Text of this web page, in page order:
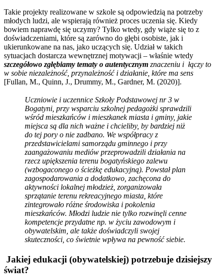
Takie projekty realizowane w szkole są odpowiedzią na potrzeby
młodych ludzi, ale wspierają również proces uczenia się. Kiedy
bowiem naprawdę się uczymy? Tylko wtedy, gdy wiąże się to z
doświadczeniami, które są zarówno do głębi osobiste, jak i
ukierunkowane na nas, jako uczących się. Udział w takich
sytuacjach dostarcza wewnętrznej motywacji – właśnie wtedy
szczegółowo zgłębiamy tematy o autentycznym znaczeniu i łączy to
w sobie niezależność, przynależność i działanie, które ma sens
[Fullan, M., Quinn, J., Drummy, M., Gardner, M. (2020)].
Uczniowie i uczennice Szkoły Podstawowej nr 3 w
Bogatyni, przy wsparciu szkolnej pedagożki sprawdzili
wśród mieszkańców i mieszkanek miasta i gminy, jakie
miejsca są dla nich ważne i chcieliby, by bardziej niż
do tej pory o nie zadbano. We współpracy z
przedstawicielami samorządu gminnego i przy
zaangażowaniu mediów przeprowadzili działania na
rzecz upiększenia terenu bogatyńskiego zalewu
(wzbogaconego o ścieżkę edukacyjną). Powstał plan
zagospodarowania a dodatkowo, zachęcona do
aktywności lokalnej młodzież, zorganizowała
sprzątanie terenu rekreacyjnego miasta, które
zintegrowało różne środowiska i pokolenia
mieszkańców. Młodzi ludzie nie tylko rozwinęli cenne
kompetencje przydatne np. w życiu zawodowym i
obywatelskim, ale także doświadczyli swojej
skuteczności, co świetnie wpływa na pewność siebie.
Jakiej edukacji (obywatelskiej) potrzebuje dzisiejszy
świat?